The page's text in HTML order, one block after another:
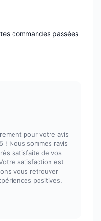
commandes passées
pour votre avis
! Nous sommes ravis
satisfaite de vos
satisfaction est
vous retrouver
positives.